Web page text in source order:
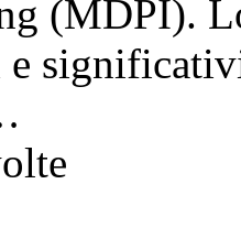
(MDPI).